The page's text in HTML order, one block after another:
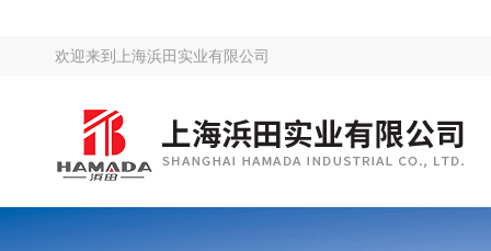
欢迎来到 上海浜田实业有限公司